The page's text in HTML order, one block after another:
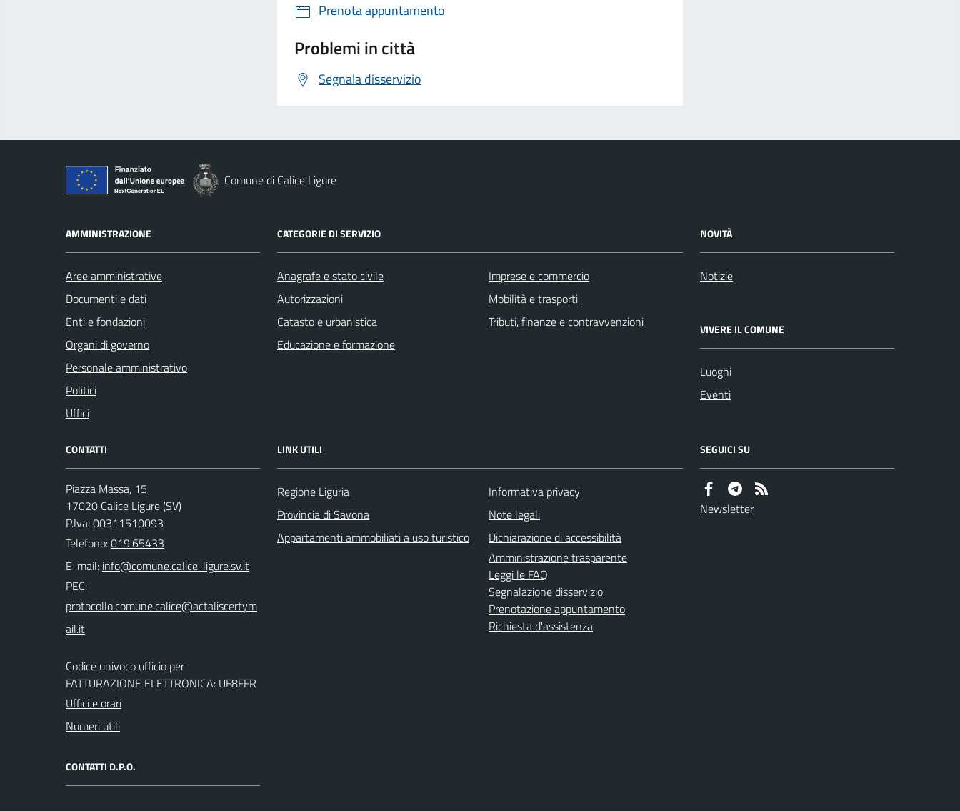
Prenota appuntamento
Problemi in città
Segnala disservizio
Comune di Calice Ligure
AMMINISTRAZIONE
Aree amministrative
Documenti e dati
Enti e fondazioni
Organi di governo
Personale amministrativo
Politici
Uffici
CATEGORIE DI SERVIZIO
Anagrafe e stato civile
Autorizzazioni
Catasto e urbanistica
Educazione e formazione
Imprese e commercio
Mobilità e trasporti
Tributi, finanze e contravvenzioni
NOVITÀ
Notizie
VIVERE IL COMUNE
Luoghi
Eventi
CONTATTI
Piazza Massa, 15
17020 Calice Ligure (SV)
P.Iva: 00311510093
Telefono:019.65433
E-mail:
PEC:
Codice univoco ufficio per
FATTURAZIONE ELETTRONICA: UF8FFR
Uffici e orari
Numeri utili
CONTATTI D.P.O.
LINK UTILI
Regione Liguria
Provincia di Savona
Appartamenti ammobiliati a uso turistico
Informativa privacy
Note legali
Dichiarazione di accessibilità
Amministrazione trasparente
Leggi le FAQ
Segnalazione disservizio
Prenotazione appuntamento
Richiesta d'assistenza
SEGUICI SU
Newsletter